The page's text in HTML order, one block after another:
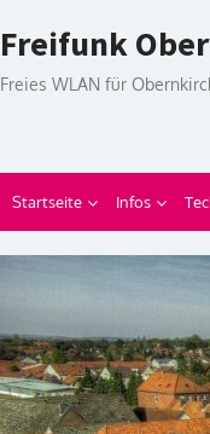
to
Freifunk
Freies WLAN für
Startseite Infos